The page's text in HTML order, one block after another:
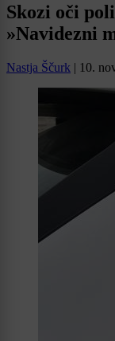
Skozi oči
»Navidezni
Nastja Ščurk | 10.